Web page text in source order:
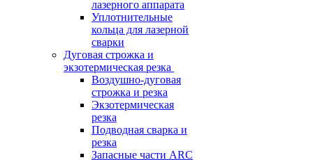
лазерного аппарата
Уплотнительные
кольца для лазерной
сварки
Дуговая строжка и
экзотермическая резка
Воздушно-дуговая
строжка и резка
Экзотермическая
резка
Подводная сварка и
резка
Запасные части ARC